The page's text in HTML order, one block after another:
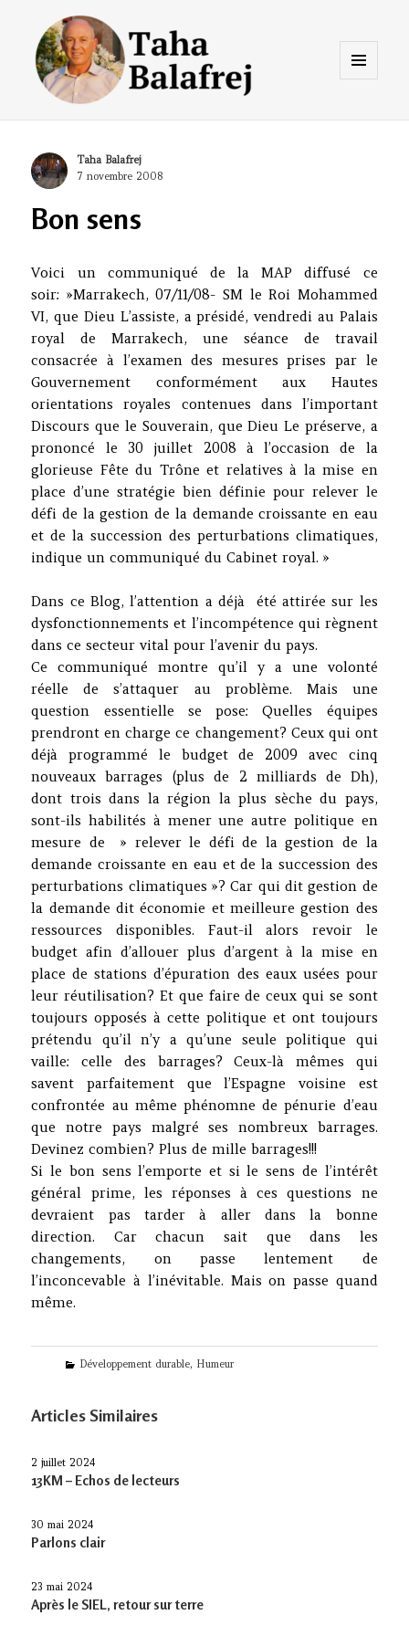
Taha Balafrej Blog
Author
Taha Balafrej
Posted
7 novembre 2008
Bon sens
Voici un communiqué de la MAP diffusé ce
soir: »Marrakech, 07/11/08- SM le Roi Mohammed
VI, que Dieu L’assiste, a présidé, vendredi au Palais
royal de Marrakech, une séance de travail
consacrée à l’examen des mesures prises par le
Gouvernement conformément aux Hautes
orientations royales contenues dans l’important
Discours que le Souverain, que Dieu Le préserve, a
prononcé le 30 juillet 2008 à l’occasion de la
glorieuse Fête du Trône et relatives à la mise en
place d’une stratégie bien définie pour relever le
défi de la gestion de la demande croissante en eau
et de la succession des perturbations climatiques,
indique un communiqué du Cabinet royal. »
Dans ce Blog, l’attention a déjà été attirée sur les
dysfonctionnements et l’incompétence qui règnent
dans ce secteur vital pour l’avenir du pays.
Ce communiqué montre qu’il y a une volonté
réelle de s’attaquer au problème. Mais une
question essentielle se pose: Quelles équipes
prendront en charge ce changement? Ceux qui ont
déjà programmé le budget de 2009 avec cinq
nouveaux barrages (plus de 2 milliards de Dh),
dont trois dans la région la plus sèche du pays,
sont-ils habilités à mener une autre politique en
mesure de » relever le défi de la gestion de la
demande croissante en eau et de la succession des
perturbations climatiques »? Car qui dit gestion de
la demande dit économie et meilleure gestion des
ressources disponibles. Faut-il alors revoir le
budget afin d’allouer plus d’argent à la mise en
place de stations d’épuration des eaux usées pour
leur réutilisation? Et que faire de ceux qui se sont
toujours opposés à cette politique et ont toujours
prétendu qu’il n’y a qu’une seule politique qui
vaille: celle des barrages? Ceux-là mêmes qui
savent parfaitement que l’Espagne voisine est
confrontée au même phénomne de pénurie d’eau
que notre pays malgré ses nombreux barrages.
Devinez combien? Plus de mille barrages!!!
Si le bon sens l’emporte et si le sens de l’intérêt
général prime, les réponses à ces questions ne
devraient pas tarder à aller dans la bonne
direction. Car chacun sait que dans les
changements, on passe lentement de
l’inconcevable à l’inévitable. Mais on passe quand
même.
Categories
Développement durable, Humeur
Articles Similaires
2 juillet 2024
13KM – Echos de lecteurs
30 mai 2024
Parlons clair
23 mai 2024
Après le SIEL, retour sur terre